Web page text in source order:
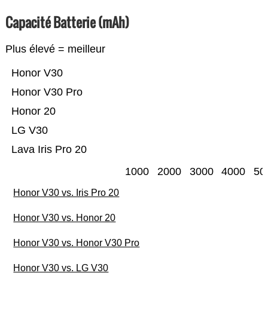
Capacité Batterie (mAh)
Plus élevé = meilleur
Lava Iris Pro 20
LG V30
Honor 20
Honor V30 Pro
Honor V30
1000 2000 3000 4000
Honor V30 vs. Iris Pro 20
Honor V30 vs. Honor 20
Honor V30 vs. Honor V30 Pro
Honor V30 vs. LG V30